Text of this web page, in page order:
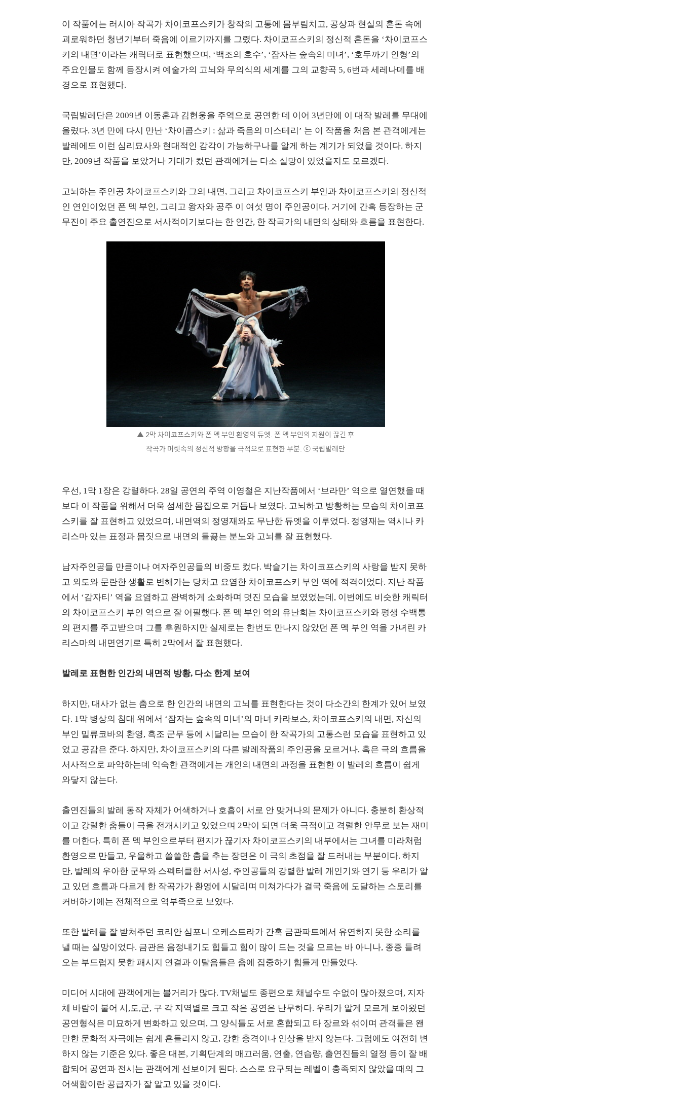
이 작품에는 러시아 작곡가 차이코프스키가 창작의 고통에 몸부림치고, 공상과 현실의 혼돈 속에
괴로워하던 청년기부터 죽음에 이르기까지를 그렸다. 차이코프스키의 정신적 혼돈을 ‘차이코프스
키의 내면’이라는 캐릭터로 표현했으며, ‘백조의 호수’, ‘잠자는 숲속의 미녀’, ‘호두까기 인형’의
주요인물도 함께 등장시켜 예술가의 고뇌와 무의식의 세계를 그의 교향곡 5, 6번과 세레나데를 배
경으로 표현했다.
국립발레단은 2009년 이동훈과 김현웅을 주역으로 공연한 데 이어 3년만에 이 대작 발레를 무대에
올렸다. 3년 만에 다시 만난 ‘차이콥스키 : 삶과 죽음의 미스테리’ 는 이 작품을 처음 본 관객에게는
발레에도 이런 심리묘사와 현대적인 감각이 가능하구나를 알게 하는 계기가 되었을 것이다. 하지
만, 2009년 작품을 보았거나 기대가 컸던 관객에게는 다소 실망이 있었을지도 모르겠다.
고뇌하는 주인공 차이코프스키와 그의 내면, 그리고 차이코프스키 부인과 차이코프스키의 정신적
인 연인이었던 폰 멕 부인, 그리고 왕자와 공주 이 여섯 명이 주인공이다. 거기에 간혹 등장하는 군
무진이 주요 출연진으로 서사적이기보다는 한 인간, 한 작곡가의 내면의 상태와 흐름을 표현한다.
▲ 2막 차이코프스키와 폰 멕 부인 환영의 듀엣. 폰 멕 부인의 지원이 끊긴 후
작곡가 머릿속의 정신적 방황을 극적으로 표현한 부분. ⓒ 국립발레단
우선, 1막 1장은 강렬하다. 28일 공연의 주역 이영철은 지난작품에서 ‘브라만’ 역으로 열연했을 때
보다 이 작품을 위해서 더욱 섬세한 몸집으로 거듭나 보였다. 고뇌하고 방황하는 모습의 차이코프
스키를 잘 표현하고 있었으며, 내면역의 정영재와도 무난한 듀엣을 이루었다. 정영재는 역시나 카
리스마 있는 표정과 몸짓으로 내면의 들끓는 분노와 고뇌를 잘 표현했다.
남자주인공들 만큼이나 여자주인공들의 비중도 컸다. 박슬기는 차이코프스키의 사랑을 받지 못하
고 외도와 문란한 생활로 변해가는 당차고 요염한 차이코프스키 부인 역에 적격이었다. 지난 작품
에서 ‘감자티’ 역을 요염하고 완벽하게 소화하며 멋진 모습을 보였었는데, 이번에도 비슷한 캐릭터
의 차이코프스키 부인 역으로 잘 어필했다. 폰 멕 부인 역의 유난희는 차이코프스키와 평생 수백통
의 편지를 주고받으며 그를 후원하지만 실제로는 한번도 만나지 않았던 폰 멕 부인 역을 가녀린 카
리스마의 내면연기로 특히 2막에서 잘 표현했다.
발레로 표현한 인간의 내면적 방황, 다소 한계 보여
하지만, 대사가 없는 춤으로 한 인간의 내면의 고뇌를 표현한다는 것이 다소간의 한계가 있어 보였
다. 1막 병상의 침대 위에서 ‘잠자는 숲속의 미녀’의 마녀 카라보스, 차이코프스키의 내면, 자신의
부인 밀류코바의 환영, 흑조 군무 등에 시달리는 모습이 한 작곡가의 고통스런 모습을 표현하고 있
었고 공감은 준다. 하지만, 차이코프스키의 다른 발레작품의 주인공을 모르거나, 혹은 극의 흐름을
서사적으로 파악하는데 익숙한 관객에게는 개인의 내면의 과정을 표현한 이 발레의 흐름이 쉽게
와닿지 않는다.
출연진들의 발레 동작 자체가 어색하거나 호흡이 서로 안 맞거나의 문제가 아니다. 충분히 환상적
이고 강렬한 춤들이 극을 전개시키고 있었으며 2막이 되면 더욱 극적이고 격렬한 안무로 보는 재미
를 더한다. 특히 폰 멕 부인으로부터 편지가 끊기자 차이코프스키의 내부에서는 그녀를 미라처럼
환영으로 만들고, 우울하고 쓸쓸한 춤을 추는 장면은 이 극의 초점을 잘 드러내는 부분이다. 하지
만, 발레의 우아한 군무와 스펙터클한 서사성, 주인공들의 강렬한 발레 개인기와 연기 등 우리가 알
고 있던 흐름과 다르게 한 작곡가가 환영에 시달리며 미쳐가다가 결국 죽음에 도달하는 스토리를
커버하기에는 전체적으로 역부족으로 보였다.
또한 발레를 잘 받쳐주던 코리안 심포니 오케스트라가 간혹 금관파트에서 유연하지 못한 소리를
낼 때는 실망이었다. 금관은 음정내기도 힙들고 힘이 많이 드는 것을 모르는 바 아니나, 종종 들려
오는 부드럽지 못한 패시지 연결과 이탈음들은 춤에 집중하기 힘들게 만들었다.
미디어 시대에 관객에게는 볼거리가 많다. TV채널도 종편으로 채널수도 수없이 많아졌으며, 지자
체 바람이 불어 시,도,군, 구 각 지역별로 크고 작은 공연은 난무하다. 우리가 알게 모르게 보아왔던
공연형식은 미묘하게 변화하고 있으며, 그 양식들도 서로 혼합되고 타 장르와 섞이며 관객들은 왠
만한 문화적 자극에는 쉽게 흔들리지 않고, 강한 충격이나 인상을 받지 않는다. 그럼에도 여전히 변
하지 않는 기준은 있다. 좋은 대본, 기획단계의 매끄러움, 연출, 연습량, 출연진들의 열정 등이 잘 배
합되어 공연과 전시는 관객에게 선보이게 된다. 스스로 요구되는 레벨이 충족되지 않았을 때의 그
어색함이란 공급자가 잘 알고 있을 것이다.